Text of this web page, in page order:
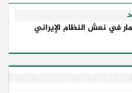
في نعش النظام الإيراني